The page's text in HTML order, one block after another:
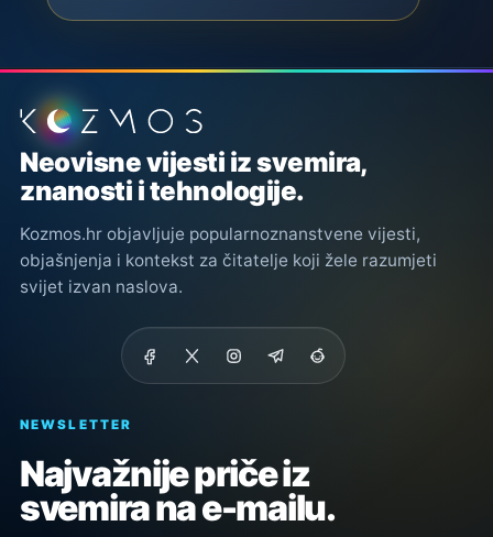
Podnožje stranice
Neovisne vijesti iz svemira,
znanosti i tehnologije.
Kozmos.hr objavljuje popularnoznanstvene vijesti,
objašnjenja i kontekst za čitatelje koji žele razumjeti
svijet izvan naslova.
NEWSLETTER
Najvažnije priče iz
svemira na e-mailu.